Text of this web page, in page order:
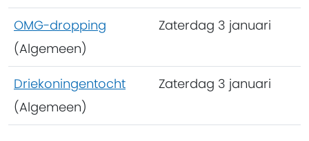
OMG-dropping
(Algemeen)
Zaterdag 3 januari
Driekoningentocht
(Algemeen)
Zaterdag 3 januari